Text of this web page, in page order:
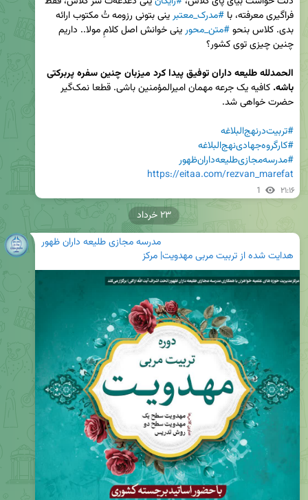
فراگیری معرفته، با #مدرک_معتبر
بدی. کلاس بنحو #متن_محور
باشه.
#تربیت‌درنهج‌البلاغه
#کارگروه‌جهادی‌نهج‌البلاغه
#مدرسه‌مجازی‌طلیعه‌داران‌ظهور
https://eitaa.com/rezvan_marefat
1 ۲۱:۱۶
مدرسه مجازی طلیعه داران ظهور
هدایت شده از تربیت مربی مهدویت| مرکز
۲۳ خرداد